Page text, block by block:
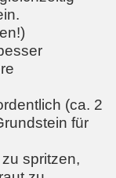
(ca. 2
für
spritzen,